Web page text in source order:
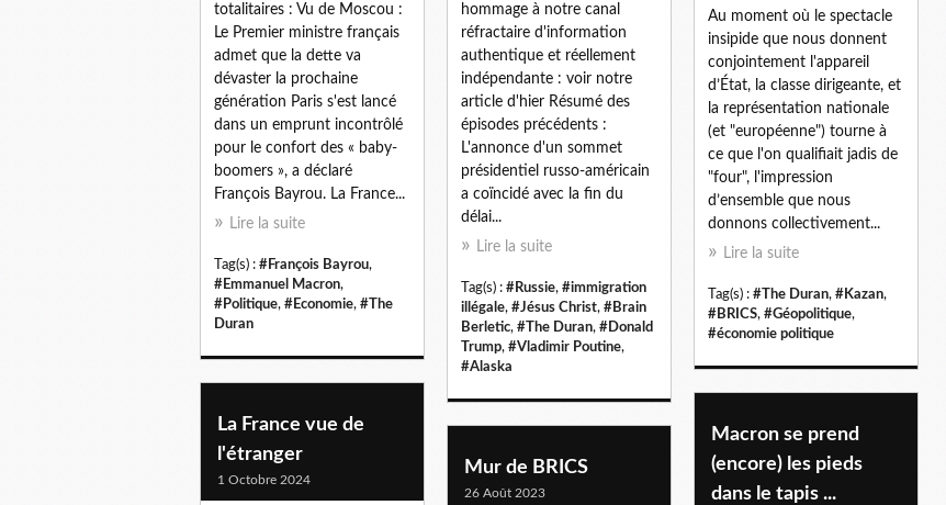
totalitaires : Vu de Moscou :
Le Premier ministre français
admet que la dette va
dévaster la prochaine
génération Paris s'est lancé
dans un emprunt incontrôlé
pour le confort des « baby-
boomers », a déclaré
François Bayrou. La France...
Lire la suite
Tag(s) : #François Bayrou,
#Emmanuel Macron,
#Politique, #Economie, #The
Duran
hommage à notre canal
réfractaire d'information
authentique et réellement
indépendante : voir notre
article d'hier Résumé des
épisodes précédents :
L'annonce d'un sommet
présidentiel russo-américain
a coïncidé avec la fin du
délai...
Lire la suite
Tag(s) : #Russie, #immigration
illégale, #Jésus Christ, #Brain
Berletic, #The Duran, #Donald
Trump, #Vladimir Poutine,
#Alaska
Au moment où le spectacle
insipide que nous donnent
conjointement l'appareil
d’État, la classe dirigeante, et
la représentation nationale
(et "européenne") tourne à
ce que l'on qualifiait jadis de
"four", l'impression
d’ensemble que nous
donnons collectivement...
Lire la suite
Tag(s) : #The Duran, #Kazan,
#BRICS, #Géopolitique,
#économie politique
La France vue de
l'étranger
1 Octobre 2024
Macron se prend
(encore) les pieds
dans le tapis ...
Mur de BRICS
26 Août 2023